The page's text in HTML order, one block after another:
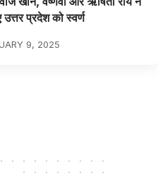
उत्तर प्रदेश को स्वर्ण
9, 2025